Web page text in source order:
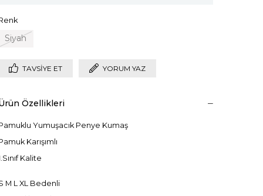
Siyah
TAVSIYE ET YORUM YAZ
Özellikleri
Yumuşacık Penye Kumaş
Karışımlı
Kalite
M L XL Bedenli